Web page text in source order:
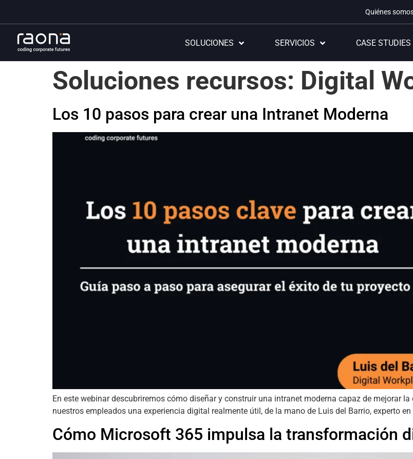
Quiénes
SOLUCIONES SERVICIOS CASE STUDIES
Soluciones recursos: Digital
Los 10 pasos para crear una Intranet Moderna
En este webinar descubriremos cómo diseñar y construir una intranet moderna capaz de mejorar
nuestros empleados una experiencia digital realmente útil, de la mano de Luis del Barrio, experto
Cómo Microsoft 365 impulsa la transformación